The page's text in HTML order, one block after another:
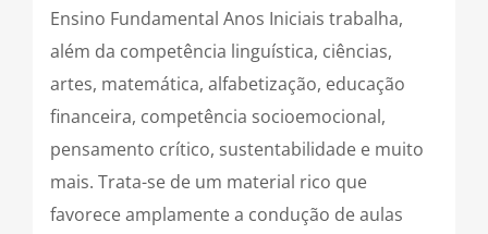
Ensino Fundamental Anos Iniciais trabalha,
além da competência linguística, ciências,
artes, matemática, alfabetização, educação
financeira, competência socioemocional,
pensamento crítico, sustentabilidade e muito
mais. Trata-se de um material rico que
favorece amplamente a condução de aulas